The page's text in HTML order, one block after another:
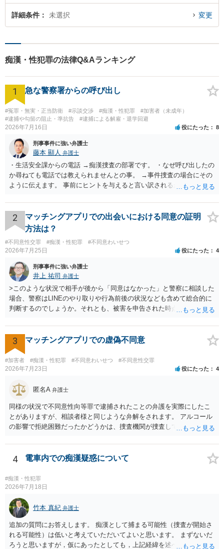
詳細条件 未選択 変更
痴漢・性犯罪の法律Q&Aランキング
1 急な警察署からの呼び出し
#冤罪・無実・正当防衛 #示談交渉 #痴漢・性犯罪
#加害者（未成年）
#逮捕や勾留の阻止・準抗告
#逮捕による解雇・退学回避
2026年7月16日 役にたった 8
刑事事件に強い弁護士
藤本 顯人 弁護士
・生活安全課からの電話 →痴漢捜査の部署です。 ・なぜ呼び出したの
か尋ねても電話では教えられませんとの事。 →事件捜査の場合にその
ように伝えます。 事前にヒントを与えると言い訳されるからです。 ・
たり →やはり痴漢として疑われているのでは。 そもそも痴漢をやって
ないのであれば、何も疑われる筋合いは無いわけですし狼狽える必要
はないですね。
2
マッチングアプリでの出会いにおける同意の証明
方法は？
#不同意性交罪 #痴漢・性犯罪 #不同意わいせつ
2026年7月25日 役にたった 4
刑事事件に強い弁護士
井上 祐司 弁護士
>このような状況で相手が後から「同意はなかった」と警察に相談した
場合、警察はLINEのやり取りや行為前後の状況なども含めて総合的に
判断するのでしょうか。それとも、被害を申告された時点で私がかな
の（不起訴事案）を含めて数件経験していますが、いずれも警察の対
応は前者です。 特に近年は、いわゆる異性間のトラブルから報復的
に不同意性交・不同意わいせつの罪の被害届が出される事案が頻発し
ており、警察も闇雲な逮捕をしないよう慎重になっているため、まず
は前後のＬＩＮＥやInstagram等の履歴をすべて統括的に縦覧して、
動くようになっていると感じます。
3 マッチングアプリでの虚偽不同意
#加害者 #痴漢・性犯罪 #不同意わいせつ #不同意性交罪
2026年7月23日 役にたった 4
匿名A 弁護士
同様の状況で不同意性向等罪で逮捕されたことの弁護を実際にしたこ
とがありますが、相談者様と同じような弁解をされます。 アルコール
の影響で拒絶困難だったかどうかは、捜査機関が捜査して判断するこ
分かりません。 また、拒絶困難であったとしても、それについて相談
者様に認識がなければ、「故意」がないという判断になることもあり
意であった」とのお立場ですので、現時点で、対応できることはない
のではないでしょうか？（同意してたよねと言っても火に油をそそぐ
だけになりかねません。） そのため、現時点でこれ以上アドバイスで
きることはないとなります。これで回答を終わります。
4 電車内での痴漢疑惑について
#痴漢・性犯罪
2026年7月18日
竹本 真紀 弁護士
追加の質問にお答えします。 痴漢として捕まる可能性（捜査が開始さ
れる可能性）は低いと考えていただいてよいと思います。 まずないだ
ろうと思いますが，仮にあったとしても，上記経緯を述べていただ